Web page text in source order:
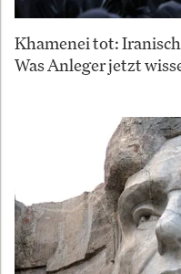
Khamenei tot:
Was Anleger jetzt